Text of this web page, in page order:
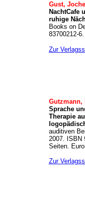
Gust,
NachtCafe
ruhige
Books on
83700212-
Zur
Gutzmann,
Sprache
Therapie
auditiven
2007. ISBN
Seiten.
Zur